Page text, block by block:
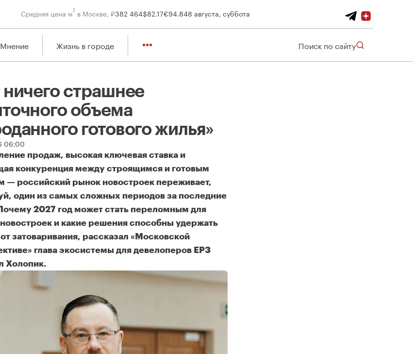
Средняя цена м2 в Москве, ₽382 464$82.17€94.848 августа, суббота
Мнение Жизнь в городе Поиск по сайту
ничего страшнее
объема
готового жилья»
06:00
продаж, высокая ключевая ставка и
конкуренция между строящимся и готовым
— российский рынок новостроек переживает,
один из самых сложных периодов за последние
2027 год может стать переломным для
и какие решения способны удержать
затоваривания, рассказал «Московской
глава экосистемы для девелоперов ЕРЗ
Холопик.